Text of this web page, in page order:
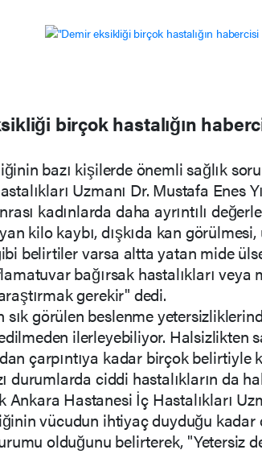
birçok hastalığın
bazı kişilerde önemli sağlık
Uzmanı Dr. Mustafa Enes
kadınlarda daha ayrıntılı
kilo kaybı, dışkıda kan görülmesi,
belirtiler varsa altta yatan mide
bağırsak hastalıkları
gerekir" dedi.
sık görülen beslenme
ilerleyebiliyor. Halsizlikten
çarpıntıya kadar birçok
durumlarda ciddi hastalıkların da
Ankara Hastanesi İç Hastalıkları
vücudun ihtiyaç duyduğu
olduğunu belirterek, "Yetersiz